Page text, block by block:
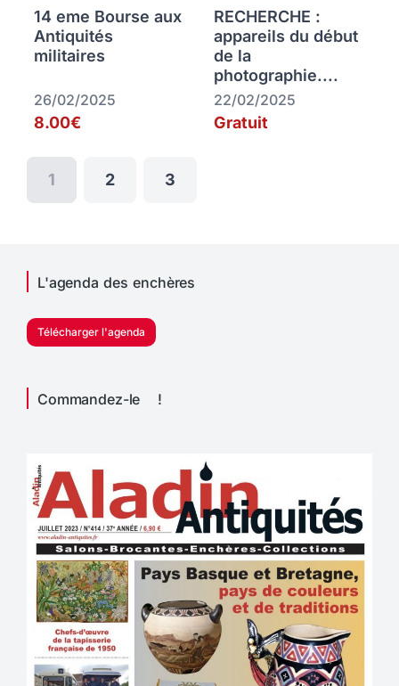
14 eme Bourse aux
Antiquités
militaires
26/02/2025
8.00€
RECHERCHE :
appareils du début
de la
photographie....
22/02/2025
Gratuit
1 2 3
L'agenda des enchères
Télécharger l'agenda
Commandez-le !